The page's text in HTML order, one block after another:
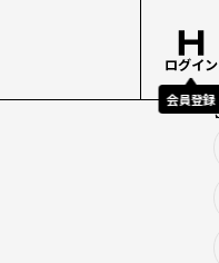
ログイン
会員登録